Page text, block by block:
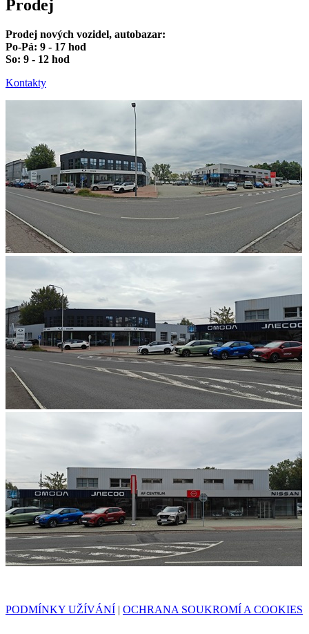
Prodej
Prodej nových vozidel, autobazar:
Po-Pá: 9 - 17 hod
So: 9 - 12 hod
Kontakty
PODMÍNKY UŽÍVÁNÍ | OCHRANA SOUKROMÍ A COOKIES